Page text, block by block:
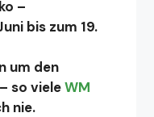
–
bis zum 19.
um den
so vieleWM
nie.